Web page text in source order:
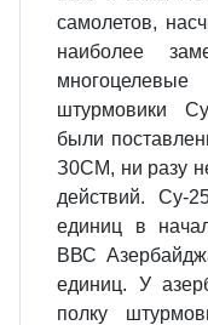
само­летов,
наиболее
штурмовики
были
З0СМ, ни разу
действий.
единиц в
ВВС
единиц. У
полку